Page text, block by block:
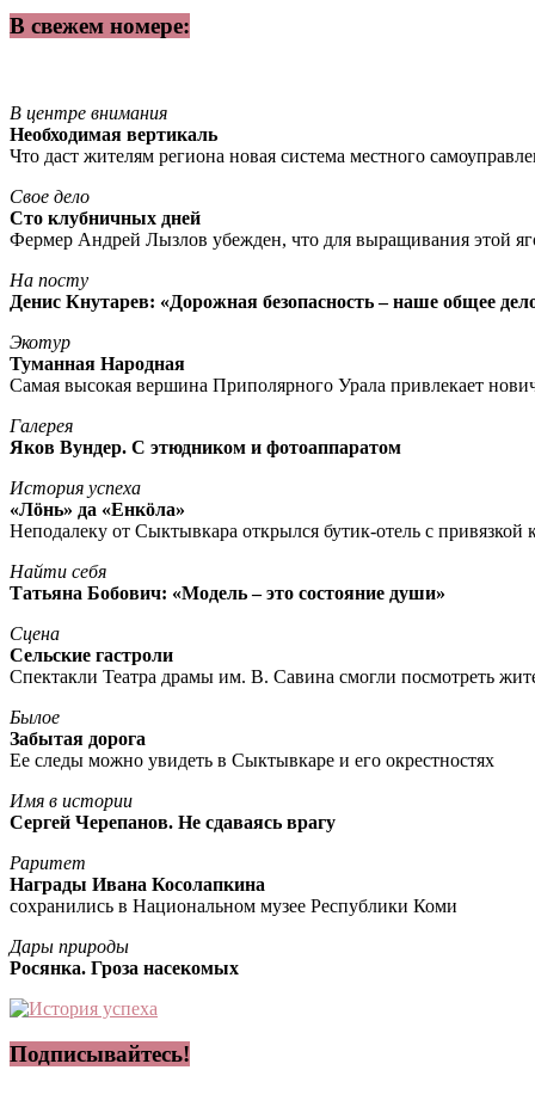
В свежем номере:
В центре внимания
Необходимая вертикаль
Что даст жителям региона новая система местного
Свое дело
Сто клубничных дней
Фермер Андрей Лызлов убежден, что для выращивания этой
На посту
Денис Кнутарев: «Дорожная безопасность – наше общее
Экотур
Туманная Народная
Самая высокая вершина Приполярного Урала привлекает
Галерея
Яков Вундер. С этюдником и фотоаппаратом
История успеха
«Лöнь» да «Енкöла»
Неподалеку от Сыктывкара открылся бутик-отель с привязкой
Найти себя
Татьяна Бобович: «Модель – это состояние души»
Сцена
Сельские гастроли
Спектакли Театра драмы им. В. Савина смогли посмотреть
Былое
Забытая дорога
Ее следы можно увидеть в Сыктывкаре и его окрестностях
Имя в истории
Сергей Черепанов. Не сдаваясь врагу
Раритет
Награды Ивана Косолапкина
сохранились в Национальном музее Республики Коми
Дары природы
Росянка. Гроза насекомых
Подписывайтесь!